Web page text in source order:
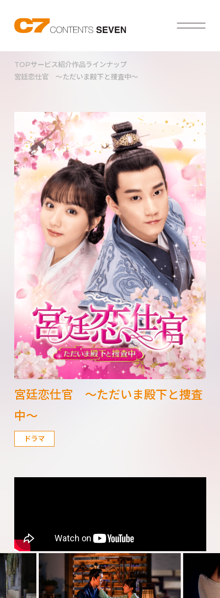
TOPサービス紹介作品ラインナップ
宮廷恋仕官 ～ただいま殿下と捜査中～
宮廷恋仕官 ～ただいま殿下と捜査
中～
ドラマ